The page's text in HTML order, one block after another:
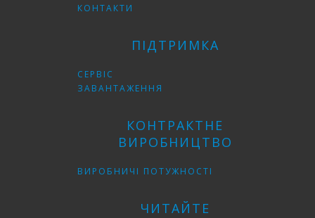
КОНТАКТИ
ПІДТРИМКА
СЕРВІС
ЗАВАНТАЖЕННЯ
КОНТРАКТНЕ
ВИРОБНИЦТВО
ВИРОБНИЧІ ПОТУЖНОСТІ
ЧИТАЙТЕ